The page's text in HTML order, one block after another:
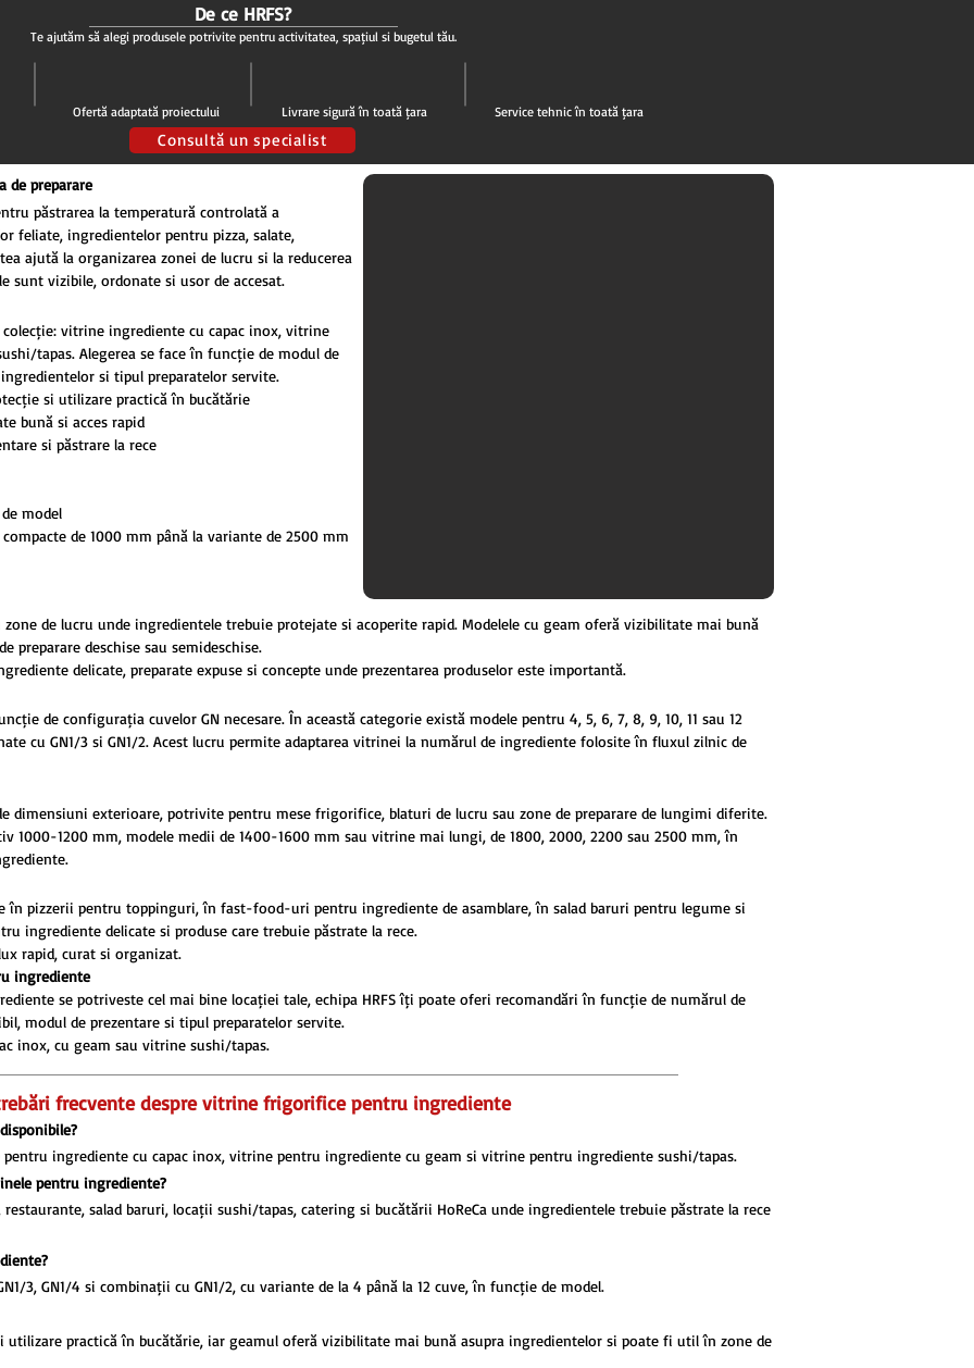
De ce HRFS?
Te ajutăm să alegi produsele potrivite pentru activitatea, spațiul și bugetul tău.
Ofertă adaptată proiectului Livrare sigură în toată țara
Consultă un specialist
Service tehnic în toată țara
de lucru unde ingredientele trebuie protejate și acoperite rapid. Modelele cu geam oferă vizibilitate mai bună
preparare deschise sau semideschise.
delicate, preparate expuse și concepte unde prezentarea produselor este importantă.
vitrine ingrediente cu capac inox, vitrine
tapas. Alegerea se face în funcție de modul de
și tipul preparatelor servite.
și utilizare practică în bucătărie
bună și acces rapid
și păstrare la rece
model
de 1000 mm până la variante de 2500 mm
de preparare
păstrarea la temperatură controlată a
feliate, ingredientelor pentru pizza, salate,
ajută la organizarea zonei de lucru și la reducerea
sunt vizibile, ordonate și ușor de accesat.
de configurația cuvelor GN necesare. În această categorie există modele pentru 4, 5, 6, 7, 8, 9, 10, 11 sau 12
cu GN1/3 și GN1/2. Acest lucru permite adaptarea vitrinei la numărul de ingrediente folosite în fluxul zilnic de
dimensiuni exterioare, potrivite pentru mese frigorifice, blaturi de lucru sau zone de preparare de lungimi diferite.
1000-1200 mm, modele medii de 1400-1600 mm sau vitrine mai lungi, de 1800, 2000, 2200 sau 2500 mm, în
pizzerii pentru toppinguri, în fast-food-uri pentru ingrediente de asamblare, în salad baruri pentru legume și
ingrediente delicate și produse care trebuie păstrate la rece.
rapid, curat și organizat.
ingrediente
se potrivește cel mai bine locației tale, echipa HRFS îți poate oferi recomandări în funcție de numărul de
modul de prezentare și tipul preparatelor servite.
inox, cu geam sau vitrine sushi/tapas.
frecvente despre vitrine frigorifice pentru ingrediente
ingrediente cu capac inox, vitrine pentru ingrediente cu geam și vitrine pentru ingrediente sushi/tapas.
pentru ingrediente?
salad baruri, locații sushi/tapas, catering și bucătării HoReCa unde ingredientele trebuie păstrate la rece
3, GN1/4 și combinații cu GN1/2, cu variante de la 4 până la 12 cuve, în funcție de model.
practică în bucătărie, iar geamul oferă vizibilitate mai bună asupra ingredientelor și poate fi util în zone de